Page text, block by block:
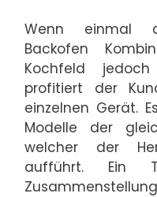
Wenn einmal
Backofen
Kochfeld
profitiert der
einzelnen Gerät.
Modelle der
welcher der
aufführt. Ein